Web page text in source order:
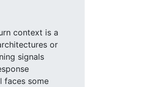
context is a
or
signals
faces some